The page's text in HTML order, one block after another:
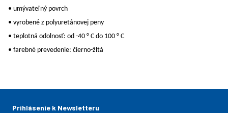
• umývateľný povrch
• vyrobené z polyuretánovej peny
• teplotná odolnosť: od -40 ° C do 100 ° C
• farebné prevedenie: čierno-žltá
Prihlásenie k Newsletteru